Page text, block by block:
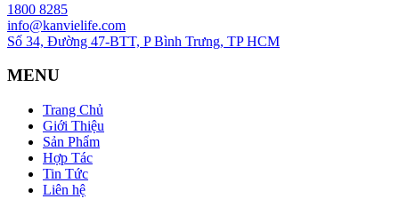
1800 8285
info@kanvielife.com
Số 34, Đường 47-BTT, P Bình Trưng, TP HCM
MENU
Trang Chủ
Giới Thiệu
Sản Phẩm
Hợp Tác
Tin Tức
Liên hệ